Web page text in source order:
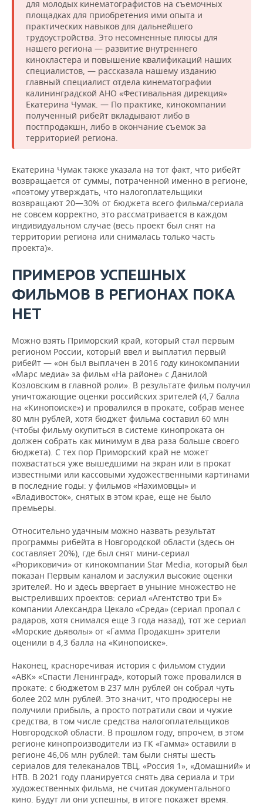
для молодых кинематографистов на съемочных
площадках для приобретения ими опыта и
практических навыков для дальнейшего
трудоустройства. Это несомненные плюсы для
нашего региона — развитие внутреннего
кинокластера и повышение квалификаций наших
специалистов, — рассказала нашему изданию
главный специалист отдела кинематографии
калининградской АНО «Фестивальная дирекция»
Екатерина Чумак. — По практике, кинокомпании
полученный рибейт вкладывают либо в
постпродакшн, либо в окончание съемок за
территорией региона.
Екатерина Чумак также указала на тот факт, что рибейт
возвращается от суммы, потраченной именно в регионе,
«поэтому утверждать, что налогоплательщики
возвращают 20—30% от бюджета всего фильма/сериала
не совсем корректно, это рассматривается в каждом
индивидуальном случае (весь проект был снят на
территории региона или снималась только часть
проекта)».
ПРИМЕРОВ УСПЕШНЫХ
ФИЛЬМОВ В РЕГИОНАХ ПОКА
НЕТ
Можно взять Приморский край, который стал первым
регионом России, который ввел и выплатил первый
рибейт — «он был выплачен в 2016 году кинокомпании
«Марс медиа» за фильм «На районе» с Данилой
Козловским в главной роли». В результате фильм получил
уничтожающие оценки российских зрителей (4,7 балла
на «Кинопоиске») и провалился в прокате, собрав менее
80 млн рублей, хотя бюджет фильма составил 60 млн
(чтобы фильму окупиться в системе кинопроката он
должен собрать как минимум в два раза больше своего
бюджета). С тех пор Приморский край не может
похвастаться уже вышедшими на экран или в прокат
известными или кассовыми художественными картинами
в последние годы: у фильмов «Нахимовцы» и
«Владивосток», снятых в этом крае, еще не было
премьеры.
Относительно удачным можно назвать результат
программы рибейта в Новгородской области (здесь он
составляет 20%), где был снят мини-сериал
«Рюриковичи» от кинокомпании Star Media, который был
показан Первым каналом и заслужил высокие оценки
зрителей. Но и здесь ввергает в уныние множество не
выстреливших проектов: сериал «Агентство три Б»
компании Александра Цекало «Среда» (сериал пропал с
радаров, хотя снимался еще 3 года назад), тот же сериал
«Морские дьяволы» от «Гамма Продакшн» зрители
оценили в 4,3 балла на «Кинопоиске».
Наконец, красноречивая история с фильмом студии
«АВК» «Спасти Ленинград», который тоже провалился в
прокате: с бюджетом в 237 млн рублей он собрал чуть
более 202 млн рублей. Это значит, что продюсеры не
получили прибыль, а просто потратили свои и чужие
средства, в том числе средства налогоплательщиков
Новгородской области. В прошлом году, впрочем, в этом
регионе кинопроизводители из ГК «Гамма» оставили в
регионе 46,06 млн рублей: там были сняты шесть
сериалов для телеканалов ТВЦ, «Россия 1», «Домашний» и
НТВ. В 2021 году планируется снять два сериала и три
художественных фильма, не считая документального
кино. Будут ли они успешны, в итоге покажет время.